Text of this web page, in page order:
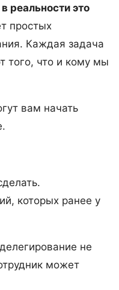
реальности это
простых
Каждая задача
того, что и кому мы
вам начать
которых ранее у
не
может